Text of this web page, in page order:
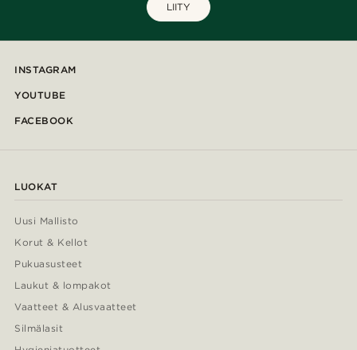
LIITY
INSTAGRAM
YOUTUBE
FACEBOOK
LUOKAT
Uusi Mallisto
Korut & Kellot
Pukuasusteet
Laukut & lompakot
Vaatteet & Alusvaatteet
Silmälasit